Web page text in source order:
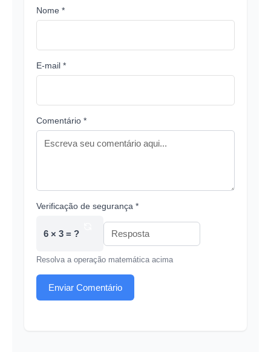
Nome *
E-mail *
Comentário *
Verificação de segurança *
6 × 3 = ?
Resolva a operação matemática acima
Enviar Comentário